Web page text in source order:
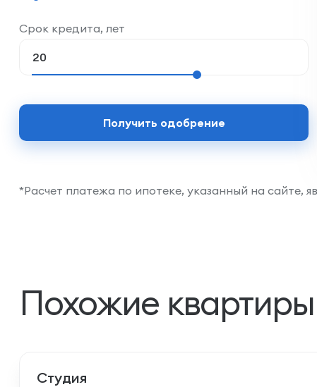
Срок кредита, лет
Получить одобрение
*Расчет платежа по ипотеке, указанный на сайте,
Похожие квартиры
Студия